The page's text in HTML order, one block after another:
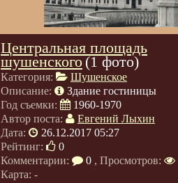
Центральная площадь
шушенского(1 фото)
Категория:
Шушенское
Описание:
Здание гостиницы
Год съемки:
1960-1970
Автор поста:
Евгений Лыхин
Дата:
26.12.2017 05:27
Рейтинг:
0
Комментарии:
0 , Просмотров:
Карта: -